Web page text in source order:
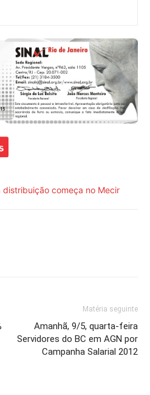
distribuição começa no Mecir
Matéria seguinte
Amanhã, 9/5, quarta-feira
Servidores do BC em AGN por
Campanha Salarial 2012